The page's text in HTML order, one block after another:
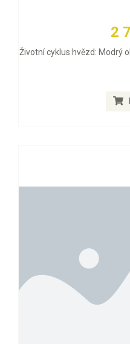
2
Životní cyklus hvězd: Modrý